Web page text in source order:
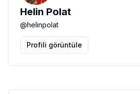
Helin Polat
@helinpolat
Profili görüntüle